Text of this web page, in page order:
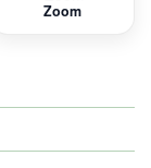
Zoom